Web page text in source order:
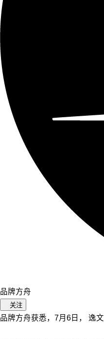
品牌方舟
关注
品牌方舟获悉，7月6日， 逸